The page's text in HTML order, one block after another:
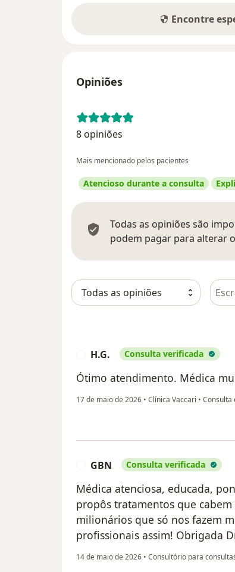
Encontre
Opiniões
8 opiniões
Mais mencionado pelos pacientes
Atencioso durante a consulta
Todas as opiniões são
podem pagar para alterar
H.G. Consulta verificada
Ótimo atendimento. Médica
17 de maio de 2026 • Clínica Vaccari • Consulta
GBN Consulta verificada
Médica atenciosa, educada,
propôs tratamentos que
milionários que só nos fazem
profissionais assim! Obrigada
14 de maio de 2026 • Consultório para